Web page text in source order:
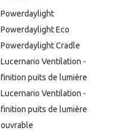
Powerdaylight
Powerdaylight Eco
Powerdaylight Cradle
Lucernario Ventilation -
finition puits de lumière
Lucernario Ventilation -
finition puits de lumière
ouvrable